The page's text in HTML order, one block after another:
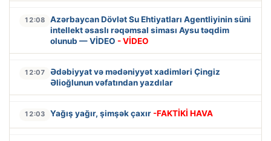
12:08
Azərbaycan Dövlət Su Ehtiyatları Agentliyinin süni
intellekt əsaslı rəqəmsal siması Aysu təqdim
olunub — VİDEO - VİDEO
12:07
Ədəbiyyat və mədəniyyət xadimləri Çingiz
Əlioğlunun vəfatından yazdılar
12:03 Yağış yağır, şimşək çaxır -FAKTİKİ HAVA